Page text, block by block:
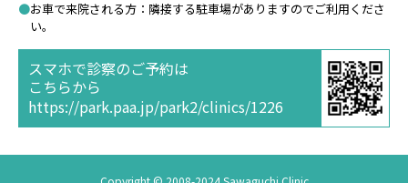
お車で来院される方：隣接する駐車場がありますのでご利用くださ
い。
スマホで診察のご予約は
こちらから
https://park.paa.jp/park2/clinics/1226